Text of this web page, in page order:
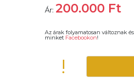
Ár: 200.000 Ft
Az árak folyamatosan változnak
minket Facebookon!
!